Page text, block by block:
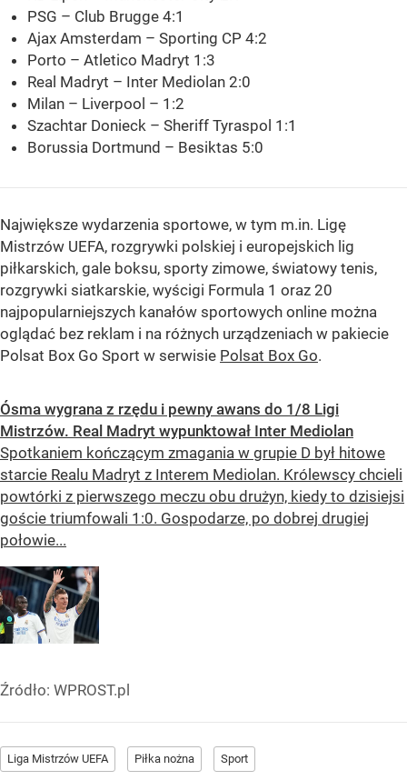
PSG – Club Brugge 4:1
Ajax Amsterdam – Sporting CP 4:2
Porto – Atletico Madryt 1:3
Real Madryt – Inter Mediolan 2:0
Milan – Liverpool – 1:2
Szachtar Donieck – Sheriff Tyraspol 1:1
Borussia Dortmund – Besiktas 5:0
Największe wydarzenia sportowe, w tym m.in. Ligę
Mistrzów UEFA, rozgrywki polskiej i europejskich lig
piłkarskich, gale boksu, sporty zimowe, światowy tenis,
rozgrywki siatkarskie, wyścigi Formula 1 oraz 20
najpopularniejszych kanałów sportowych online można
oglądać bez reklam i na różnych urządzeniach w pakiecie
Polsat Box Go Sport w serwisie Polsat Box Go.
Ósma wygrana z rzędu i pewny awans do 1/8 Ligi
Mistrzów. Real Madryt wypunktował Inter Mediolan
Spotkaniem kończącym zmagania w grupie D był hitowe
starcie Realu Madryt z Interem Mediolan. Królewscy chcieli
powtórki z pierwszego meczu obu drużyn, kiedy to dzisiejsi
goście triumfowali 1:0. Gospodarze, po dobrej drugiej
połowie...
Źródło: WPROST.pl
Liga Mistrzów UEFA Piłka nożna Sport